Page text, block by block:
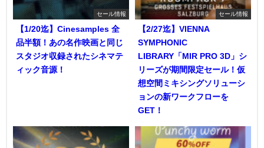
セール情報
【1/20迄】Cinesamples 全
品半額！あの名作映画と同じ
スタジオ収録されたシネマテ
ィック音源！
セール情報
【2/27迄】VIENNA
SYMPHONIC
LIBRARY「MIR PRO 3D」シ
リーズが期間限定セール！仮
想空間ミキシングソリューシ
ョンの新ワークフローを
GET！